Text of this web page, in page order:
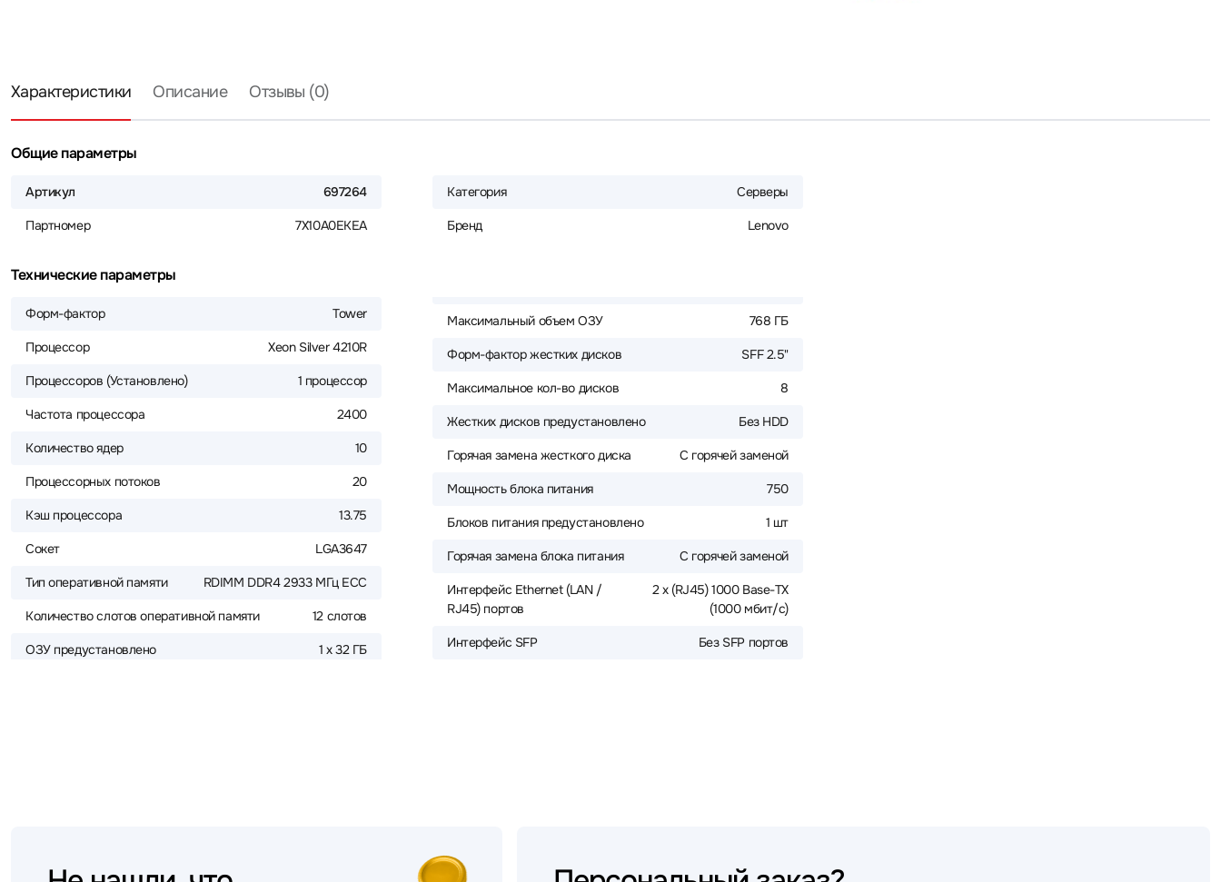
Характеристики Описание Отзывы (0)
Общие параметры
Артикул 697264
Партномер 7X10A0EKEA
Категория Серверы
Бренд Lenovo
Технические параметры
Форм-фактор Tower
Процессор Xeon Silver 4210R
Процессоров (Установлено) 1 процессор
Частота процессора 2400
Количество ядер 10
Процессорных потоков 20
Кэш процессора 13.75
Сокет LGA3647
Тип оперативной памяти RDIMM DDR4 2933 МГц ECC
Количество слотов оперативной памяти 12 слотов
ОЗУ предустановлено 1 x 32 ГБ
Максимальный объем ОЗУ 768 ГБ
Форм-фактор жестких дисков SFF 2.5"
Максимальное кол-во дисков 8
Жестких дисков предустановлено Без HDD
Горячая замена жесткого диска С горячей заменой
Мощность блока питания 750
Блоков питания предустановлено 1 шт
Горячая замена блока питания С горячей заменой
Интерфейс Ethernet (LAN /
RJ45) портов
2 x (RJ45) 1000 Base-TX
(1000 мбит/с)
Интерфейс SFP Без SFP портов